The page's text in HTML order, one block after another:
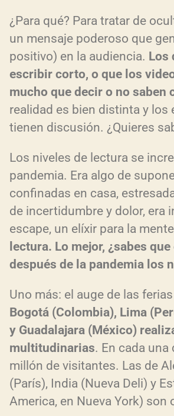
¿Para qué? Para tratar de
un mensaje poderoso que
positivo) en la audiencia. Los
escribir corto, o que los
mucho que decir o no saben
realidad es bien distinta y los
tienen discusión. ¿Quieres
Los niveles de lectura se
pandemia. Era algo de
confinadas en casa,
de incertidumbre y dolor, era
escape, un elíxir para la
lectura. Lo mejor, ¿sabes
después de la pandemia los
Uno más: el auge de las
Bogotá (Colombia), Lima
y Guadalajara (México)
multitudinarias. En cada una
millón de visitantes. Las de
(París), India (Nueva Deli) y
America, en Nueva York) son